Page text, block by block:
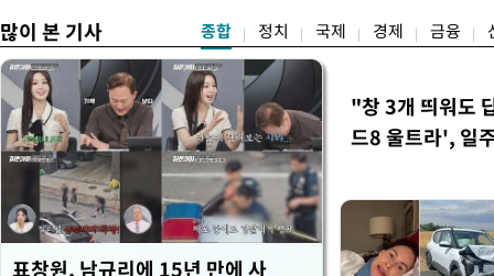
많이 본 기사 종합 정치 국제 경제 금융
표창원, 남규리에 15년 만에 사
"창 3개 띄워도
드8 울트라', 일